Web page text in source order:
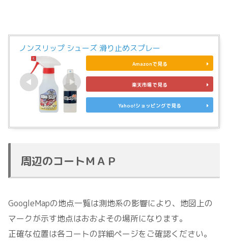
ノンスリップ シューズ 滑り止めスプレー
Amazonで見る
楽天市場で見る
Yahoo!ショッピングで見る
周辺のコートＭＡＰ
GoogleMapの地点一覧は測地系の影響により、地図上の
マークが示す地点はおおよその場所になります。
正確な位置は各コートの詳細ページをご確認ください。